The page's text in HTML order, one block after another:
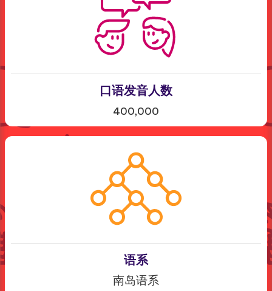
口语发音人数
400,000
语系
南岛语系